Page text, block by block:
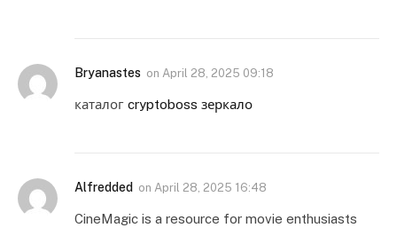
Bryanastes on April 28, 2025 09:18
каталог cryptoboss зеркало
Alfredded on April 28, 2025 16:48
CineMagic is a resource for movie enthusiasts